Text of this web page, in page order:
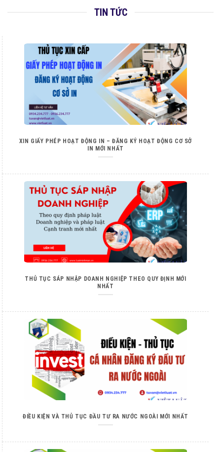
TIN TỨC
XIN GIẤY PHÉP HOẠT ĐỘNG IN – ĐĂNG KÝ HOẠT ĐỘNG CƠ SỞ
IN MỚI NHẤT
THỦ TỤC SÁP NHẬP DOANH NGHIỆP THEO QUY ĐỊNH MỚI
NHẤT
ĐIỀU KIỆN VÀ THỦ TỤC ĐẦU TƯ RA NƯỚC NGOÀI MỚI NHẤT